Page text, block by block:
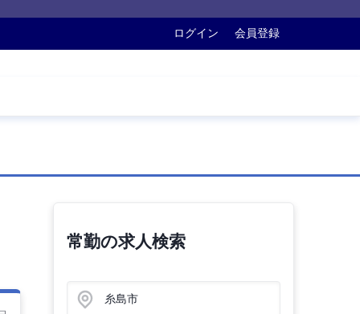
ログイン 会員登録
常勤の求人検索
糸島市